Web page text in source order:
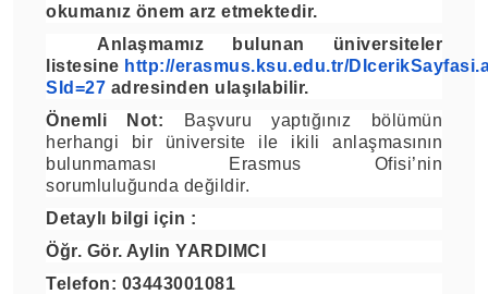
okumanız önem arz etmektedir.
Anlaşmamız bulunan üniversiteler
listesine http://erasmus.ksu.edu.tr/
SId=27 adresinden ulaşılabilir.
Önemli Not:
Başvuru yaptığınız bölümün
herhangi bir üniversite ile ikili anlaşmasının
bulunmaması Erasmus Ofisi’nin
sorumluluğunda değildir.
Detaylı bilgi için :
Öğr. Gör. Aylin YARDIMCI
Telefon: 03443001081